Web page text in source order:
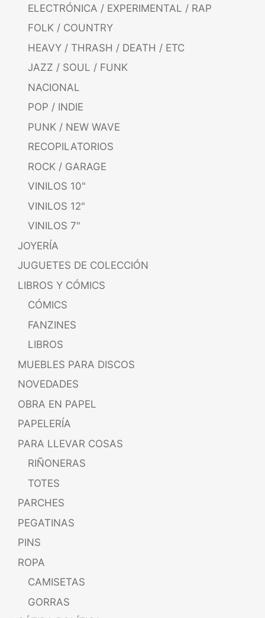
ELECTRÓNICA / EXPERIMENTAL / RAP
FOLK / COUNTRY
HEAVY / THRASH / DEATH / ETC
JAZZ / SOUL / FUNK
NACIONAL
POP / INDIE
PUNK / NEW WAVE
RECOPILATORIOS
ROCK / GARAGE
VINILOS 10"
VINILOS 12"
VINILOS 7"
JOYERÍA
JUGUETES DE COLECCIÓN
LIBROS Y CÓMICS
CÓMICS
FANZINES
LIBROS
MUEBLES PARA DISCOS
NOVEDADES
OBRA EN PAPEL
PAPELERÍA
PARA LLEVAR COSAS
RIÑONERAS
TOTES
PARCHES
PEGATINAS
PINS
ROPA
CAMISETAS
GORRAS